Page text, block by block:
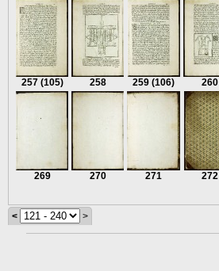
257 (105) 258 259 (106) 260
269 270 271 272
< >